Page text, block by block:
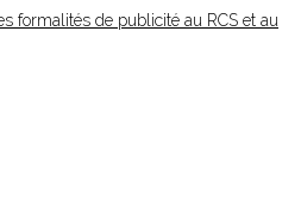
formalités de publicité au RCS et au